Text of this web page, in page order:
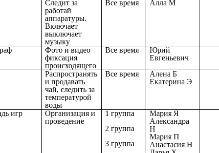
Следит за
работай
аппаратуры.
Включает
выключает
музыку
Все время Алла М
Фото и видео
фиксация
происходящего
Все время
Юрий
Евгеньевич
Распространять
и продавать
чай, следить за
температурой
воды
Все время
Алена Б
Екатерина Э
игр
Организация и
проведение
1 группа
2 группа
3 группа
Мария Я
Александра
Н
Мария П
Анастасия Н